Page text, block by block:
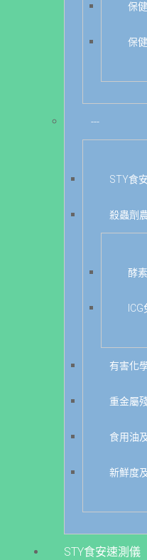
保
保
---
STY食
殺蟲劑
酵
有害化
重金屬
食用油
新鮮度
STY食安速測儀